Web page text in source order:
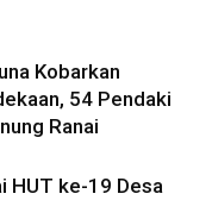
Kobarkan
54 Pendaki
Ranai
HUT ke-19 Desa